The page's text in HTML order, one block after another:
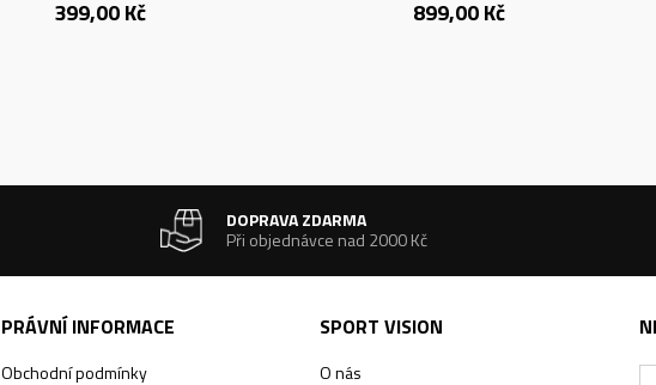
399,00Kč 899,00Kč
DOPRAVA ZDARMA
Při objednávce nad 2000 Kč
PRÁVNÍ INFORMACE
Obchodní podmínky
SPORT VISION
O nás